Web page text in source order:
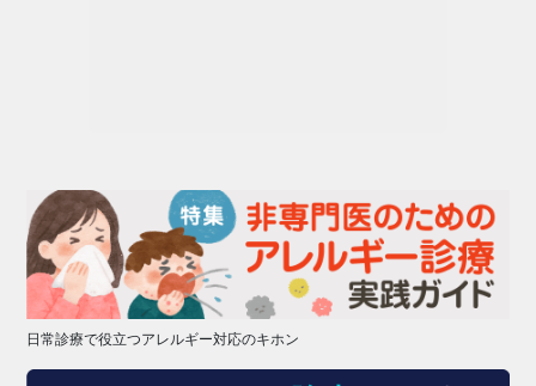
日常診療で役立つアレルギー対応のキホン